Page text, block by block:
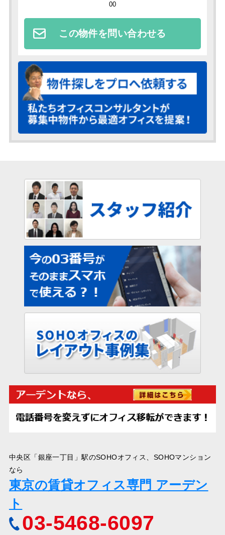
00
この物件を問い合わせる
中央区「銀座一丁目」駅のSOHOオフィス、SOHOマンション
なら
東京の賃貸オフィス専門 アーデン
ト
03-5468-6097